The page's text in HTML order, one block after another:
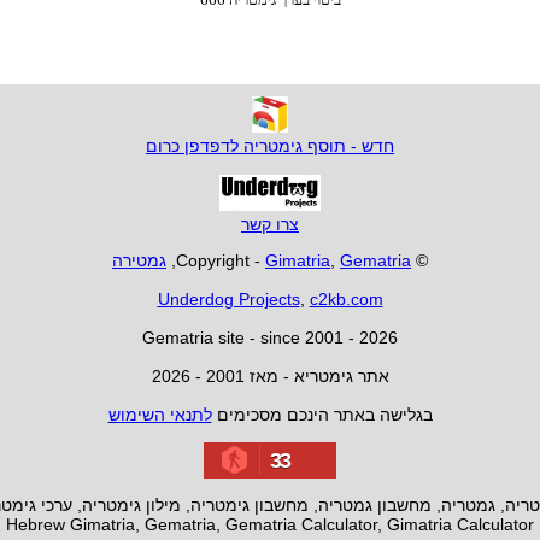
חדש - תוסף גימטריה לדפדפן כרום
צרו קשר
© Copyright -
Gimatria, Gematria
, גמטירה
Underdog Projects, c2kb.com
Gematria site - since 2001 - 2026
אתר גימטריא - מאז 2001 - 2026
בגלישה באתר הינכם מסכימיםלתנאי השימוש
33
גמטריה, מחשבון גמטריה, מחשבון גימטריה, מילון גימטריה, ערכי
Hebrew Gimatria, Gematria, Gematria Calculator, Gimatria Calculator